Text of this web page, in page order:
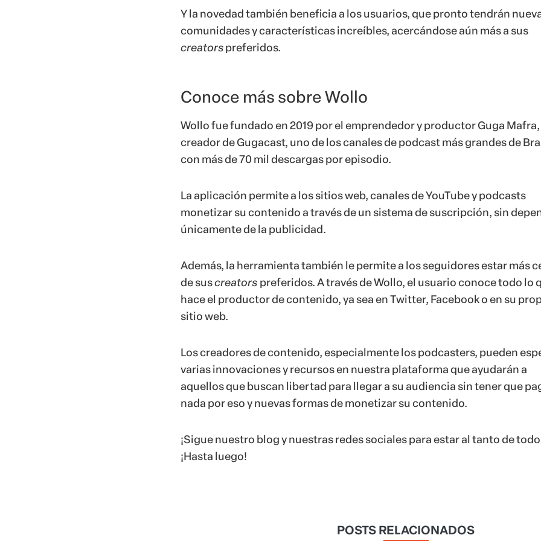
Y la novedad también beneficia a los usuarios, que pronto tendrán
comunidades y características increíbles, acercándose aún más a sus
creatorspreferidos.
Conoce más sobre Wollo
Wollo fue fundado en 2019 por el emprendedor y productor Guga Mafra,
creador de Gugacast, uno de los canales de podcast más grandes de
con más de 70 mil descargas por episodio.
La aplicación permite a los sitios web, canales de YouTube y podcasts
monetizar su contenido a través de un sistema de suscripción, sin
únicamente de la publicidad.
Además, la herramienta también le permite a los seguidores estar más
de suscreators preferidos. A través de Wollo, el usuario conoce todo lo
hace el productor de contenido, ya sea en Twitter, Facebook o en su
sitio web.
Los creadores de contenido, especialmente los podcasters, pueden
varias innovaciones y recursos en nuestra plataforma que ayudarán a
aquellos que buscan libertad para llegar a su audiencia sin tener que
nada por eso y nuevas formas de monetizar su contenido.
¡Sigue nuestro blog y nuestras redes sociales para estar al tanto de
¡Hasta luego!
POSTS RELACIONADOS